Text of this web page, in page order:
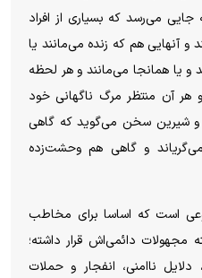
می‌رسد که بسیاری از افراد
آنهایی هم که زنده می‌مانند یا
یا همانجا می‌مانند و هر لحظه
آن منتظر مرگ ناگهانی خود
و شیرین سخن می‌گوید که گاهی
و گاهی هم وحشت‌زده
است که اساسا برای مخاطب
مجهولات دائمی‌اش قرار داشته؛
ناامنی، انفجار و حملات